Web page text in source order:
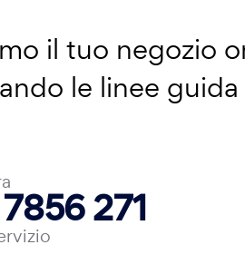
il tuo negozio
le linee
271